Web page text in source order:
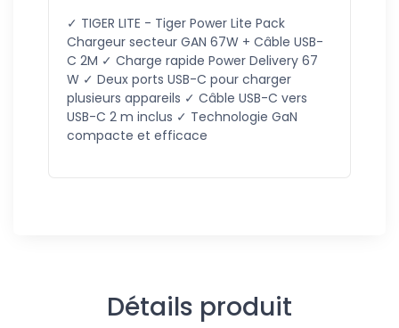
✓ TIGER LITE - Tiger Power Lite Pack
Chargeur secteur GAN 67W + Câble USB-
C 2M ✓ Charge rapide Power Delivery 67
W ✓ Deux ports USB-C pour charger
plusieurs appareils ✓ Câble USB-C vers
USB-C 2 m inclus ✓ Technologie GaN
compacte et efficace
Détails produit